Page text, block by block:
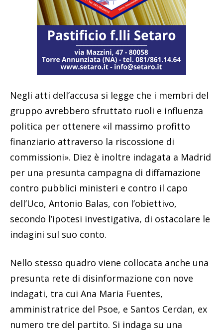
Negli atti dell’accusa si legge che i membri del
gruppo avrebbero sfruttato ruoli e influenza
politica per ottenere «il massimo profitto
finanziario attraverso la riscossione di
commissioni». Diez è inoltre indagata a Madrid
per una presunta campagna di diffamazione
contro pubblici ministeri e contro il capo
dell’Uco, Antonio Balas, con l’obiettivo,
secondo l’ipotesi investigativa, di ostacolare le
indagini sul suo conto.
Nello stesso quadro viene collocata anche una
presunta rete di disinformazione con nove
indagati, tra cui Ana Maria Fuentes,
amministratrice del Psoe, e Santos Cerdan, ex
numero tre del partito. Si indaga su una